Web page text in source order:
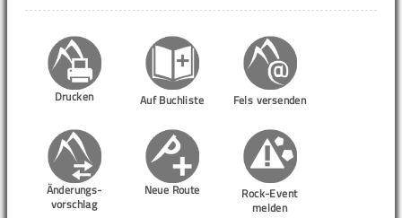
Drucken Auf Buchliste Fels versenden
Änderungs-
vorschlag
Neue Route
Rock-Event
melden